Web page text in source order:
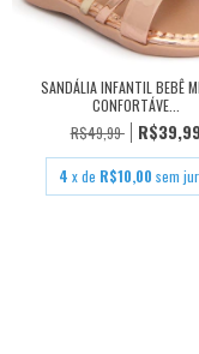
SANDÁLIA INFANTIL BEBÊ
CONFORTÁVE...
R$49,99
R$39,99
4 x de R$10,00 sem